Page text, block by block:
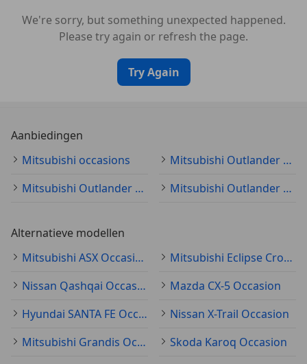
We're sorry, but something unexpected happened.
Please try again or refresh the page.
Try Again
Aanbiedingen
Mitsubishi occasions
Mitsubishi Outlander occasion
Mitsubishi Outlander 2017
Mitsubishi Outlander SUV/Off-Road/Pick-Up
Alternatieve modellen
Mitsubishi ASX Occasion
Mitsubishi Eclipse Cross Occasion
Nissan Qashqai Occasion
Mazda CX-5 Occasion
Hyundai SANTA FE Occasion
Nissan X-Trail Occasion
Mitsubishi Grandis Occasion
Skoda Karoq Occasion